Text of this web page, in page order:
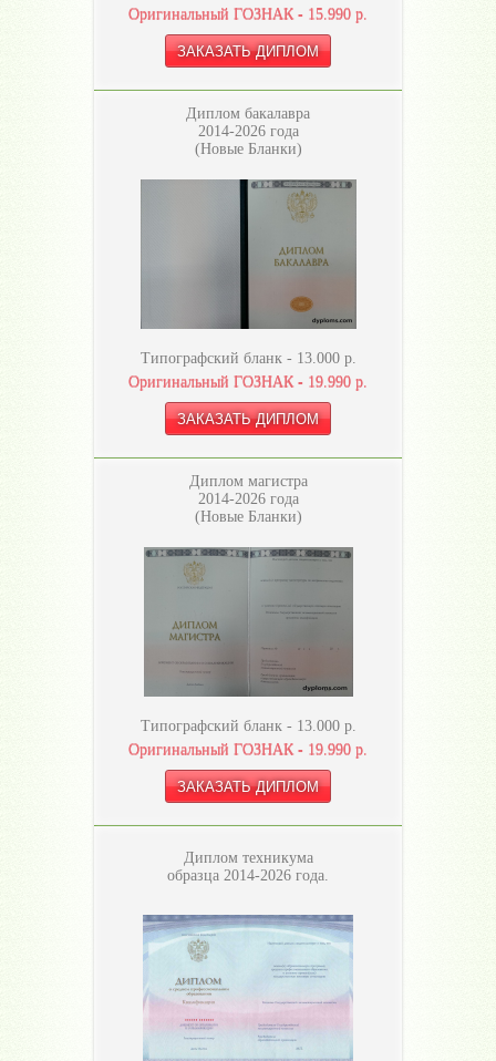
Оригинальный ГОЗНАК - 15.990 р.
Диплом бакалавра
2014-2026 года
(Новые Бланки)
Типографский бланк - 13.000р.
Оригинальный ГОЗНАК - 19.990 р.
Диплом магистра
2014-2026 года
(Новые Бланки)
Типографский бланк - 13.000р.
Оригинальный ГОЗНАК - 19.990 р.
Диплом техникума
образца 2014-2026 года.